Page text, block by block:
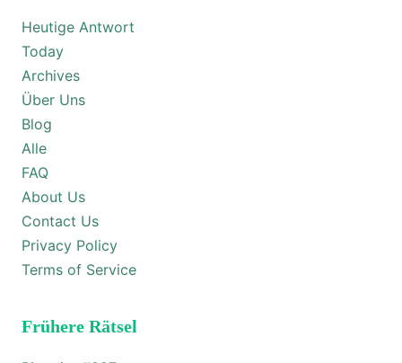
Heutige Antwort
Today
Archives
Über Uns
Blog
Alle
FAQ
About Us
Contact Us
Privacy Policy
Terms of Service
Frühere Rätsel